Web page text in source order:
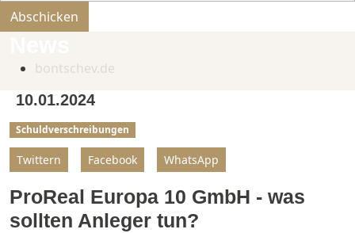
Bitte nicht ausfüllen.
Abschicken
bontschev.de
10.01.2024
Schuldverschreibungen
Twittern Facebook WhatsApp
ProReal Europa 10 GmbH - was
sollten Anleger tun?